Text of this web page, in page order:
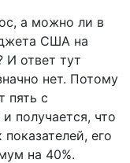
а можно ли в
США на
И ответ тут
нет. Потому
пять с
получается, что
его
на 40%.